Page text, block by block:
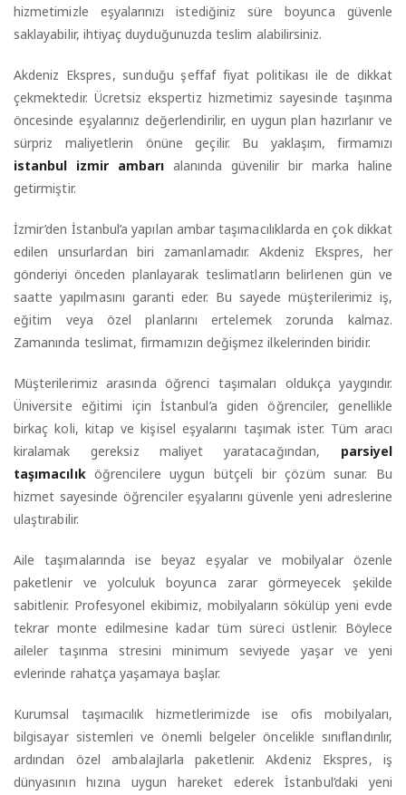
hizmetimizle eşyalarınızı istediğiniz süre boyunca güvenle
saklayabilir, ihtiyaç duyduğunuzda teslim alabilirsiniz.
Akdeniz Ekspres, sunduğu şeffaf fiyat politikası ile de dikkat
çekmektedir. Ücretsiz ekspertiz hizmetimiz sayesinde taşınma
öncesinde eşyalarınız değerlendirilir, en uygun plan hazırlanır ve
sürpriz maliyetlerin önüne geçilir. Bu yaklaşım, firmamızı
istanbul izmir ambarı alanında güvenilir bir marka haline
getirmiştir.
İzmir’den İstanbul’a yapılan ambar taşımacılıklarda en çok dikkat
edilen unsurlardan biri zamanlamadır. Akdeniz Ekspres, her
gönderiyi önceden planlayarak teslimatların belirlenen gün ve
saatte yapılmasını garanti eder. Bu sayede müşterilerimiz iş,
eğitim veya özel planlarını ertelemek zorunda kalmaz.
Zamanında teslimat, firmamızın değişmez ilkelerinden biridir.
Müşterilerimiz arasında öğrenci taşımaları oldukça yaygındır.
Üniversite eğitimi için İstanbul’a giden öğrenciler, genellikle
birkaç koli, kitap ve kişisel eşyalarını taşımak ister. Tüm aracı
kiralamak gereksiz maliyet yaratacağından, parsiyel
taşımacılıköğrencilere uygun bütçeli bir çözüm sunar. Bu
hizmet sayesinde öğrenciler eşyalarını güvenle yeni adreslerine
ulaştırabilir.
Aile taşımalarında ise beyaz eşyalar ve mobilyalar özenle
paketlenir ve yolculuk boyunca zarar görmeyecek şekilde
sabitlenir. Profesyonel ekibimiz, mobilyaların sökülüp yeni evde
tekrar monte edilmesine kadar tüm süreci üstlenir. Böylece
aileler taşınma stresini minimum seviyede yaşar ve yeni
evlerinde rahatça yaşamaya başlar.
Kurumsal taşımacılık hizmetlerimizde ise ofis mobilyaları,
bilgisayar sistemleri ve önemli belgeler öncelikle sınıflandırılır,
ardından özel ambalajlarla paketlenir. Akdeniz Ekspres, iş
dünyasının hızına uygun hareket ederek İstanbul’daki yeni